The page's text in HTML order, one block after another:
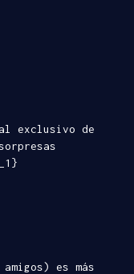
exclusivo de
es más